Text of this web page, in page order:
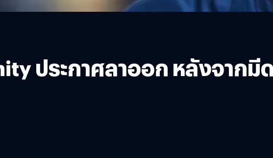
ประกาศลาออก หลังจากมี